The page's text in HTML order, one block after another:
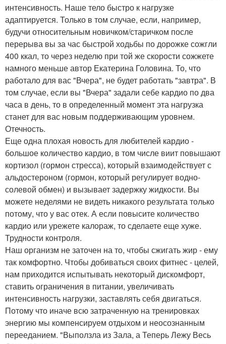
интенсивность. Наше тело быстро к нагрузке
адаптируется. Только в том случае, если, например,
будучи относительным новичком/старичком после
перерыва вы за час быстрой ходьбы по дорожке сожгли
400 ккал, то через неделю при той же скорости сожжете
намного меньше автор Екатерина Головина. То, что
работало для вас "Вчера", не будет работать "завтра". В
том случае, если вы "Вчера" задали себе кардио по два
часа в день, то в определенный момент эта нагрузка
станет для вас новым поддерживающим уровнем.
Отечность.
Еще одна плохая новость для любителей кардио -
большое количество кардио, в том числе виит повышают
кортизол (гормон стресса), который взаимодействует с
альдостероном (гормон, который регулирует водно-
солевой обмен) и вызывает задержку жидкости. Вы
можете неделями не видеть никакого результата только
потому, что у вас отек. А если повысите количество
кардио или урежете калораж, то сделаете еще хуже.
Трудности контроля.
Наш организм не заточен на то, чтобы сжигать жир - ему
так комфортно. Чтобы добиваться своих фитнес - целей,
нам приходится испытывать некоторый дискомфорт,
ставить ограничения в питании, увеличивать
интенсивность нагрузки, заставлять себя двигаться.
Потому что иначе всю затраченную на тренировках
энергию мы компенсируем отдыхом и неосознанным
перееданием. "Выползла из Зала, а Теперь Лежу Весь